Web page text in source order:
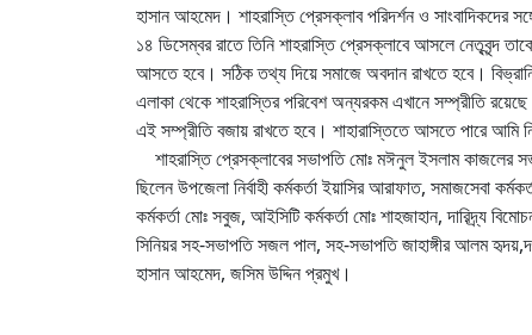
হাসান আহমেদ। শাহরাস্তি প্রেসক্লাব পরিদর্শন ও সাংবাদিকদের
১৪ ডিসেম্বর রাতে তিনি শাহরাস্তি প্রেসক্লাবে আসলে নেতৃবৃন্দ
আসতে হবে। সঠিক তথ্য দিয়ে সমাজে অবদান রাখতে হবে।
এলাকা থেকে শাহরাস্তির পরিবেশ অন্যরকম এখানে সম্প্রীতি
এই সম্প্রীতি বজায় রাখতে হবে। শাহারাস্তিতে আসতে পারে আমি
শাহরাস্তি প্রেসক্লাবের সভাপতি মোঃ মঈনুল ইসলাম কাজলের
ছিলেন উপজেলা নির্বাহী কর্মকর্তা ইয়াসির আরাফাত, সমাজসেবা
কর্মকর্তা মোঃ সবুজ, আইসিটি কর্মকর্তা মোঃ শাহজাহান, দারিদ্র্য
সিনিয়র সহ-সভাপতি সজল পাল, সহ-সভাপতি জাহাঙ্গীর আলম
হাসান আহমেদ, জসিম উদ্দিন প্রমুখ।